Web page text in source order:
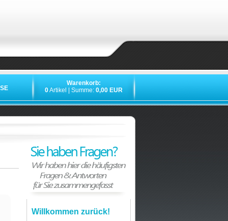
Warenkorb:
0Artikel | Summe: 0,00 EUR
Willkommen zurück!